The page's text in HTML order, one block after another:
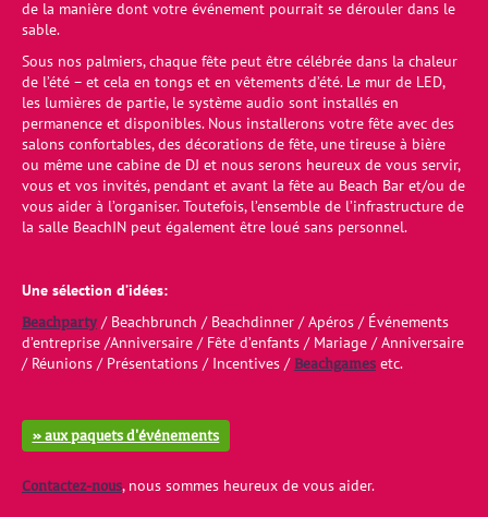
de la manière dont votre événement pourrait se dérouler dans le
sable.
Sous nos palmiers, chaque fête peut être célébrée dans la chaleur
de l’été – et cela en tongs et en vêtements d’été. Le mur de LED,
les lumières de partie, le système audio sont installés en
permanence et disponibles. Nous installerons votre fête avec des
salons confortables, des décorations de fête, une tireuse à bière
ou même une cabine de DJ et nous serons heureux de vous servir,
vous et vos invités, pendant et avant la fête au Beach Bar et/ou de
vous aider à l’organiser. Toutefois, l’ensemble de l’infrastructure de
la salle BeachIN peut également être loué sans personnel.
Une sélection d’idées:
Beachparty / Beachbrunch / Beachdinner / Apéros / Événements
d’entreprise /Anniversaire / Fête d’enfants / Mariage / Anniversaire
/ Réunions / Présentations / Incentives /Beachgames etc.
» aux paquets d'événements
Contactez-nous, nous sommes heureux de vous aider.